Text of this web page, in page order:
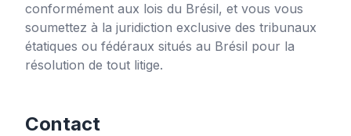
conformément aux lois du Brésil, et vous vous
soumettez à la juridiction exclusive des tribunaux
étatiques ou fédéraux situés au Brésil pour la
résolution de tout litige.
Contact